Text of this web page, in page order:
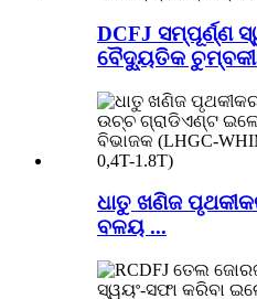
DCFJ ସମ୍ପୂର୍ଣ୍ଣ
ବୈଦ୍ୟୁତିକ
ଧାତୁ ଖଣିଜ
ବଳୟ ...